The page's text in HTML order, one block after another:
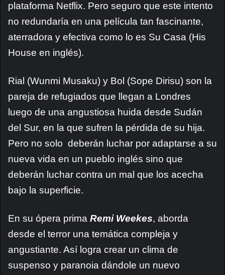
plataforma Netflix. Pero seguro que este intento
no redundaría en una película tan fascinante,
aterradora y efectiva como lo es Su Casa (His
House en inglés).
Rial (Wunmi Musaku) y Bol (Sope Dirisu) son la
pareja de refugiados que llegan a Londres
luego de una angustiosa huida desde Sudán
del Sur, en la que sufren la pérdida de su hija.
Pero no solo deberán luchar por adaptarse a su
nueva vida en un pueblo inglés sino que
deberán luchar contra un mal que los acecha
bajo la superficie.
En su ópera prima Remi Weekes, aborda
desde el terror una temática compleja y
angustiante. Así logra crear un clima de
suspenso y paranoia dándole un nuevo